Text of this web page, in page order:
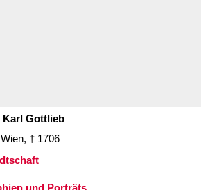
Karl Gottlieb
Wien, † 1706
und Porträts